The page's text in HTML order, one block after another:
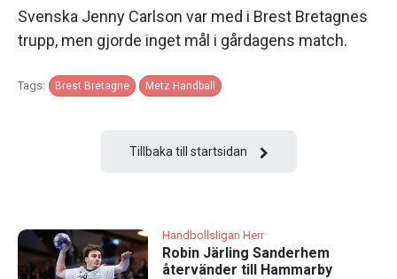
Svenska Jenny Carlson var med i Brest Bretagnes
trupp, men gjorde inget mål i gårdagens match.
Tags: Brest Bretagne Metz Handball
Tillbaka till startsidan
Handbollsligan Herr
Robin Järling Sanderhem
återvänder till Hammarby